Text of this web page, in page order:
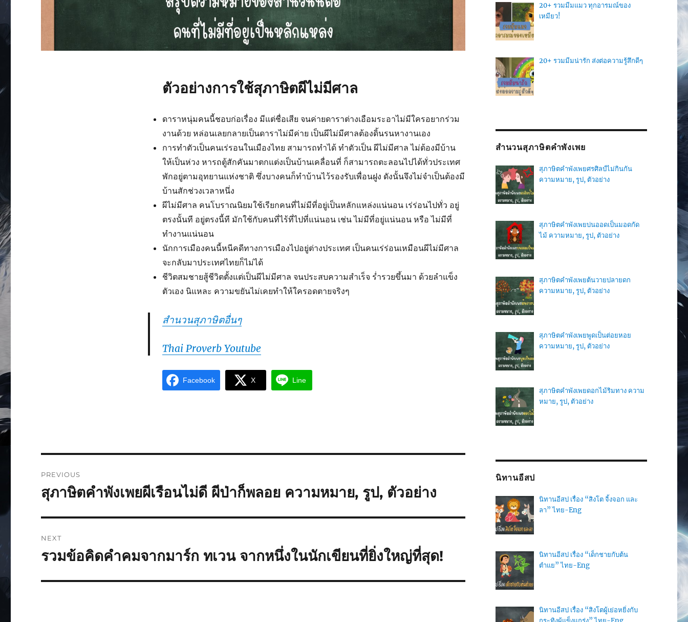
ตัวอย่างการใช้สุภาษิตผีไม่มีศาล
ดาราหนุ่มคนนี้ชอบก่อเรื่อง มีแต่ชื่อเสีย จนค่ายดาราต่างเอือมระอาไม่มีใครอยากร่วม
งานด้วย หล่อนเลยกลายเป็นดาราไม่มีค่าย เป็นผีไม่มีศาลต้องดิ้นรนหางานเอง
การทำตัวเป็นคนเร่รอนในเมืองไทย สามารถทำได้ ทำตัวเป็น ผีไม่มีศาล ไม่ต้องมีบ้าน
ให้เป็นห่วง หารถตู้สักคันมาตกแต่งเป็นบ้านเคลื่อนที่ ก็สามารถตะลอนไปได้ทั่วประเทศ
พักอยู่ตามอุทยานแห่งชาติ ซึ่งบางคนก็ทำบ้านไว้รองรับเพื่อนฝูง ดังนั้นจึงไม่จำเป็นต้องมี
บ้านสักช่วงเวลาหนึ่ง
ผีไม่มีศาล คนโบราณนิยมใช้เรียกคนที่ไม่มีที่อยู่เป็นหลักแหล่งแน่นอน เร่ร่อนไปทั่ว อยู่
ตรงนั้นที อยู่ตรงนี้ที มักใช้กับคนที่ไร้ที่ไปที่แน่นอน เช่น ไม่มีที่อยู่แน่นอน หรือ ไม่มีที่
ทำงานแน่นอน
นักการเมืองคนนี้หนีคดีทางการเมืองไปอยู่ต่างประเทศ เป็นคนเร่ร่อนเหมือนผีไม่มีศาล
จะกลับมาประเทศไทยก็ไม่ได้
ชีวิตสมชายสู้ชีวิตตั้งแต่เป็นผีไม่มีศาล จนประสบความสำเร็จ ร่ำรวยขึ้นมา ด้วยลำแข็ง
ตัวเอง นิแหละ ความขยันไม่เคยทำให้ใครอดตายจริงๆ
สำนวนสุภาษิตอื่นๆ
Thai Proverb Youtube
Facebook X Line
PREVIOUS
สุภาษิตคำพังเพยผีเรือนไม่ดี ผีป่าก็พลอย ความหมาย, รูป, ตัวอย่าง
NEXT
รวมข้อคิดคำคมจากมาร์ก ทเวน จากหนึ่งในนักเขียนที่ยิ่งใหญ่ที่สุด!
20+ รวมมีมแมว ทุกอารมณ์ของ
เหมียว!
20+ รวมมีมน่ารัก ส่งต่อความรู้สึกดีๆ
สำนวนสุภาษิตคำพังเพย
สุภาษิตคำพังเพยศรศิลป์ไม่กินกัน
ความหมาย, รูป, ตัวอย่าง
สุภาษิตคำพังเพยบ่นออดเป็นมอดกัด
ไม้ ความหมาย, รูป, ตัวอย่าง
สุภาษิตคำพังเพยต้นวายปลายดก
ความหมาย, รูป, ตัวอย่าง
สุภาษิตคำพังเพยพูดเป็นต่อยหอย
ความหมาย, รูป, ตัวอย่าง
สุภาษิตคำพังเพยดอกไม้ริมทาง ความ
หมาย, รูป, ตัวอย่าง
นิทานอีสป
นิทานอีสป เรื่อง “สิงโต จิ้งจอก และ
ลา” ไทย-Eng
นิทานอีสป เรื่อง “เด็กชายกับต้น
ตำแย” ไทย-Eng
นิทานอีสป เรื่อง “สิงโตผู้เย่อหยิ่งกับ